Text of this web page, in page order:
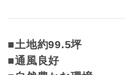
■土地約99.5坪
■通風良好